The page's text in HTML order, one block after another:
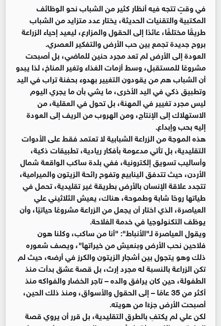
في وقتٍ تتجه فيه أنظار كثير من الشباب نحو الوظائف
المكتبية والتقنيات الحديثة، يختار عدد متزايد من الشباب
طريقًا مختلفًا، عائدًا إلى الحقول والمزارع، ليعيد إحياء الزراعة
بروح جديدة تجمع بين حب الأرض والتفكير العصري.
العودة إلى الأرض لم تعد مجرد حنين للماضي، بل أصبحت
مشروعًا للمستقبل، وسط أزمات الغذاء وتغير المناخ، لذا يبدو
أن الشباب هم من يقودون التغيير بهدوء بحفنة تراب في اليد
وتطبيق ذكي في اليد الأخرى، ما يشي بأن ما يجري اليوم
ليس مجرد تغيير في المهنة، بل تحول في العقلية، من
الاستهلاك إلى الإنتاج، ومن الهروب من الريف إلى العودة
إليه بحب وإبداع.
هذه الموجة من الزراعة الشبابية لا تعتمد فقط على الأدوات
التقليدية، بل تأتي مدعومة بأفكار ريادية، تطبيقات ذكية،
وأساليب تسويق إلكترونية، ففي بلدة ساكب الواقعة شمال
الأردن، حيث تتدفق الينابيع وتفوح رائحة الزيتون والميرامية،
تتجدد علاقة الإنسان بالأرض بطريقة غير تقليدية، تحمل في
طياتها روحًا شابة وطموحة، هناك، يعيش الثلاثيني علي
العياصرة، الذي اختار أن يجعل من الزراعة مشروعًا حياتيًا، وأن
يوظف التكنولوجيا في خدمة الفلاحة.
ويقول العياصرة لـ"الأنباط": "أنا من ساكب، وكلنا هون
فلاحين نحب الأرض وبنعيش من خيراتها"، ويصف شعوره
ذلك وهو يتجول بين أشجار الزيتون والكرز في أرضه، حيث لم
تكن الزراعة بالنسبة له مجرد إرث، بل قصة عشق بدأت منذ
الطفولة، حين كان يرافق والده – تاجر الخضار والفواكه منذ
أكثر من 35 عامًا – إلى الحقول والأسواق، ومنذ ذلك الحين،
أصبحت الأرض جزءًا من هويته.
لكن علي لم يكتفِ بالطرق التقليدية، بل قرر أن يروي قصة